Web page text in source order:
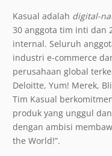
Kasual adalah digital-
30 anggota tim inti dan
internal. Seluruh
industri e-commerce
perusahaan global
Deloitte, Yum! Merek,
Tim Kasual
produk yang unggul
dengan ambisi
the World!”.